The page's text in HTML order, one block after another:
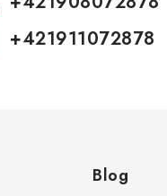
+421911072878
Blog